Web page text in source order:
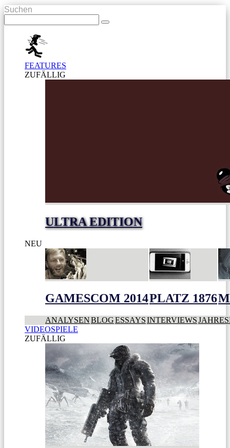
Suchen
FEATURES
ZUFÄLLIG
ULTRA EDITION
NEU
GAMESCOM 2014PLATZ 1876
ANALYSENBLOGESSAYSINTERVIEWS
VIDEOSPIELE
ZUFÄLLIG